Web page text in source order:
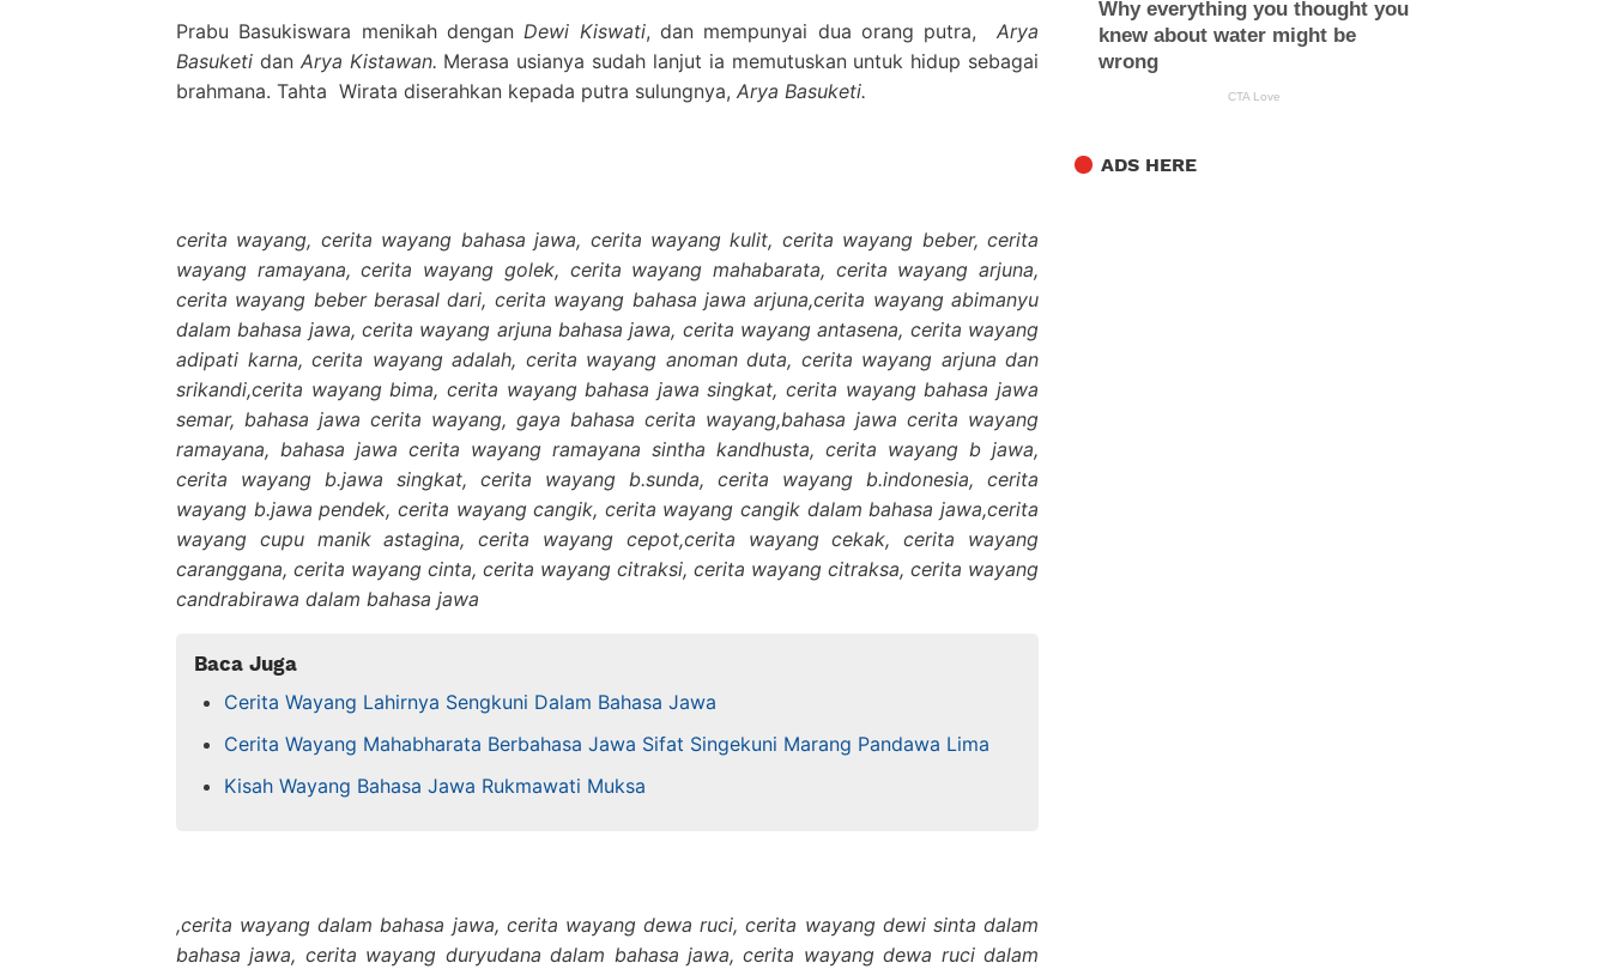
Prabu Basukiswara menikah denganDewi Kiswati, dan mempunyai dua orang putra,Arya
Basuketi dan Arya Kistawan. Merasa usianya sudah lanjut ia memutuskan untuk hidup sebagai
brahmana. Tahta Wirata diserahkan kepada putra sulungnya, Arya Basuketi.
cerita wayang, cerita wayang bahasa jawa, cerita wayang kulit, cerita wayang beber, cerita
wayang ramayana, cerita wayang golek, cerita wayang mahabarata, cerita wayang arjuna,
cerita wayang beber berasal dari, cerita wayang bahasa jawa arjuna,cerita wayang abimanyu
dalam bahasa jawa, cerita wayang arjuna bahasa jawa, cerita wayang antasena, cerita wayang
adipati karna, cerita wayang adalah, cerita wayang anoman duta, cerita wayang arjuna dan
srikandi,cerita wayang bima, cerita wayang bahasa jawa singkat, cerita wayang bahasa jawa
semar, bahasa jawa cerita wayang, gaya bahasa cerita wayang,bahasa jawa cerita wayang
ramayana, bahasa jawa cerita wayang ramayana sintha kandhusta, cerita wayang b jawa,
cerita wayang b.jawa singkat, cerita wayang b.sunda, cerita wayang b.indonesia, cerita
wayang b.jawa pendek, cerita wayang cangik, cerita wayang cangik dalam bahasa jawa,cerita
wayang cupu manik astagina, cerita wayang cepot,cerita wayang cekak, cerita wayang
caranggana, cerita wayang cinta, cerita wayang citraksi, cerita wayang citraksa, cerita wayang
candrabirawa dalam bahasa jawa
Baca Juga
Cerita Wayang Lahirnya Sengkuni Dalam Bahasa Jawa
Cerita Wayang Mahabharata Berbahasa Jawa Sifat Singekuni Marang Pandawa Lima
Kisah Wayang Bahasa Jawa Rukmawati Muksa
,cerita wayang dalam bahasa jawa, cerita wayang dewa ruci, cerita wayang dewi sinta dalam
bahasa jawa, cerita wayang duryudana dalam bahasa jawa, cerita wayang dewa ruci dalam
ADS HERE